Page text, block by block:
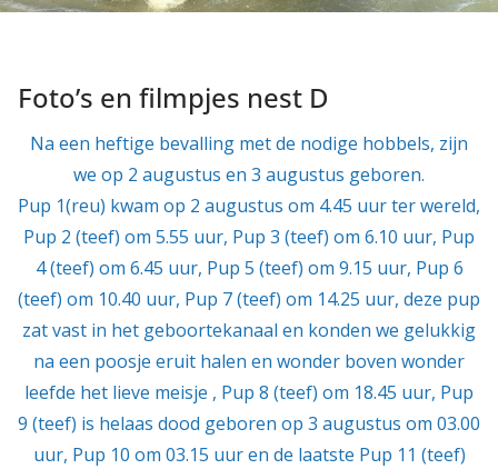
Foto’s en filmpjes nest D
Na een heftige bevalling met de nodige hobbels, zijn
we op 2 augustus en 3 augustus geboren.
Pup 1(reu) kwam op 2 augustus om 4.45 uur ter wereld,
Pup 2 (teef) om 5.55 uur, Pup 3 (teef) om 6.10 uur, Pup
4 (teef) om 6.45 uur, Pup 5 (teef) om 9.15 uur, Pup 6
(teef) om 10.40 uur, Pup 7 (teef) om 14.25 uur, deze pup
zat vast in het geboortekanaal en konden we gelukkig
na een poosje eruit halen en wonder boven wonder
leefde het lieve meisje , Pup 8 (teef) om 18.45 uur, Pup
9 (teef) is helaas dood geboren op 3 augustus om 03.00
uur, Pup 10 om 03.15 uur en de laatste Pup 11 (teef)